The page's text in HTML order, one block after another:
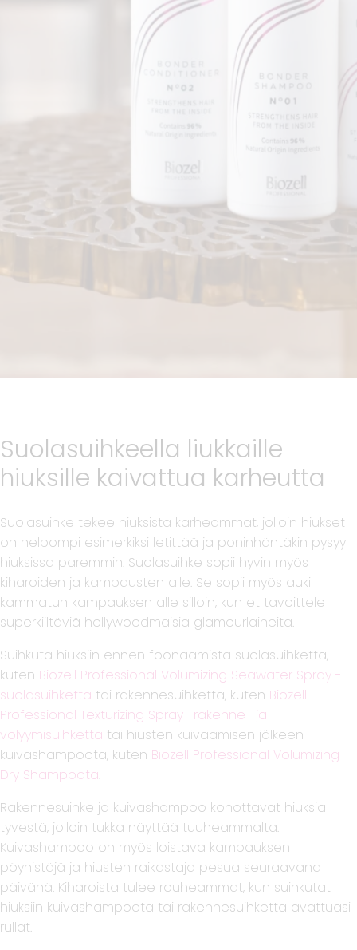
Suolasuihkeella liukkaille
hiuksille kaivattua karheutta
Suolasuihke tekee hiuksista karheammat, jolloin hiukset
on helpompi esimerkiksi letittää ja poninhäntäkin pysyy
hiuksissa paremmin. Suolasuihke sopii hyvin myös
kiharoiden ja kampausten alle. Se sopii myös auki
kammatun kampauksen alle silloin, kun et tavoittele
superkiiltäviä hollywoodmaisia glamourlaineita.
Suihkuta hiuksiin ennen föönaamista suolasuihketta,
kuten Biozell Professional Volumizing Seawater Spray -
suolasuihketta tai rakennesuihketta, kuten Biozell
Professional Texturizing Spray -rakenne- ja
volyymisuihketta tai hiusten kuivaamisen jälkeen
kuivashampoota, kuten Biozell Professional Volumizing
Dry Shampoota.
Rakennesuihke ja kuivashampoo kohottavat hiuksia
tyvestä, jolloin tukka näyttää tuuheammalta.
Kuivashampoo on myös loistava kampauksen
pöyhistäjä ja hiusten raikastaja pesua seuraavana
päivänä. Kiharoista tulee rouheammat, kun suihkutat
hiuksiin kuivashampoota tai rakennesuihketta avattuasi
rullat.